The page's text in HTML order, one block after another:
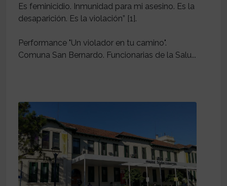
Es feminicidio. Inmunidad para mi asesino. Es la
desaparición. Es la violación” [1].
Performance "Un violador en tu camino".
Comuna San Bernardo. Funcionarias de la Salu...